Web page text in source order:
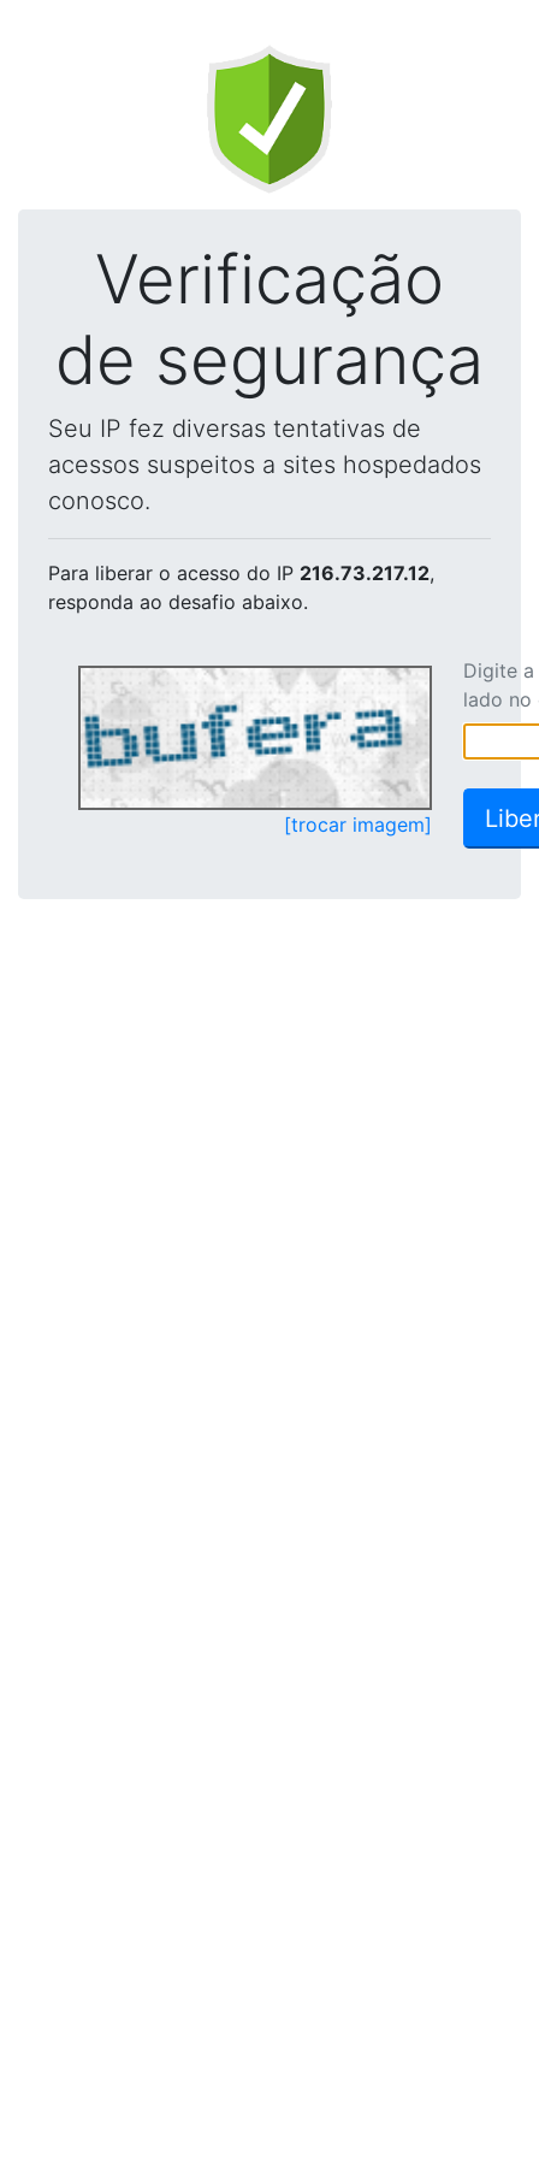
Verificação
de segurança
Seu IP fez diversas tentativas de
acessos suspeitos a sites hospedados
conosco.
Para liberar o acesso do IP 216.73.217.12,
responda ao desafio abaixo.
[trocar imagem]
Digite
lado no